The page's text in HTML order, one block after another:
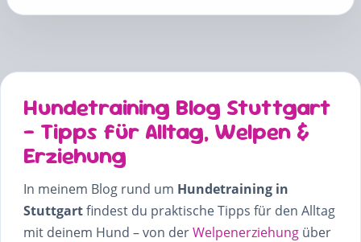
Hundetraining Blog Stuttgart
– Tipps für Alltag, Welpen &
Erziehung
In meinem Blog rund um Hundetraining in
Stuttgartfindest du praktische Tipps für den Alltag
mit deinem Hund – von derWelpenerziehung über